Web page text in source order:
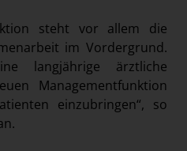
steht vor allem die
im Vordergrund.
langjährige ärztliche
Managementfunktion
einzubringen“, so